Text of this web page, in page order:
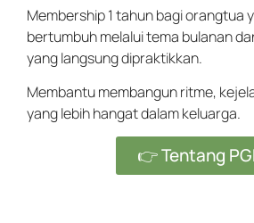
Membership 1 tahun bagi orangtua
bertumbuh melalui tema bulanan
yang langsung dipraktikkan.
Membantu membangun ritme,
yang lebih hangat dalam keluarga.
👉 Tentang